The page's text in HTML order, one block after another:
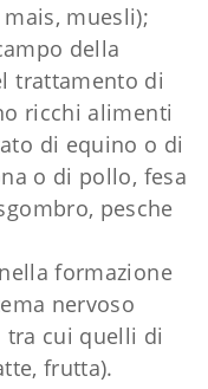
mais, muesli);
della
trattamento di
ricchi alimenti
di equino o di
o di pollo, fesa
pesche
formazione
nervoso
tra cui quelli di
frutta).